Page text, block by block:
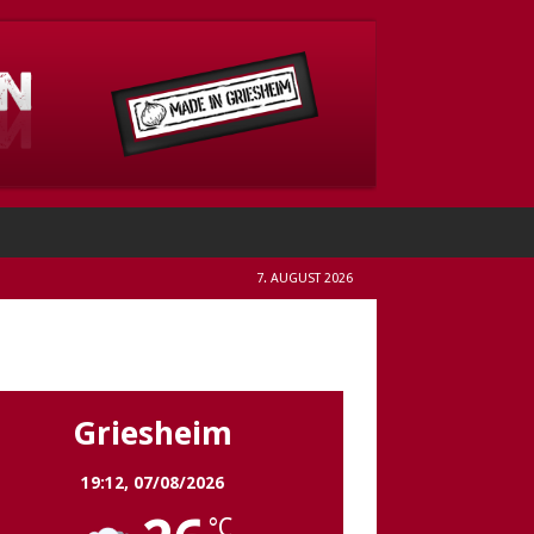
7. AUGUST 2026
Griesheim
19:12, 07/08/2026
°C